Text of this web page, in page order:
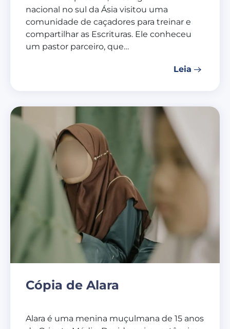
nacional no sul da Ásia visitou uma
comunidade de caçadores para treinar e
compartilhar as Escrituras. Ele conheceu
um pastor parceiro, que…
Leia
Cópia de Alara
Alara é uma menina muçulmana de 15 anos